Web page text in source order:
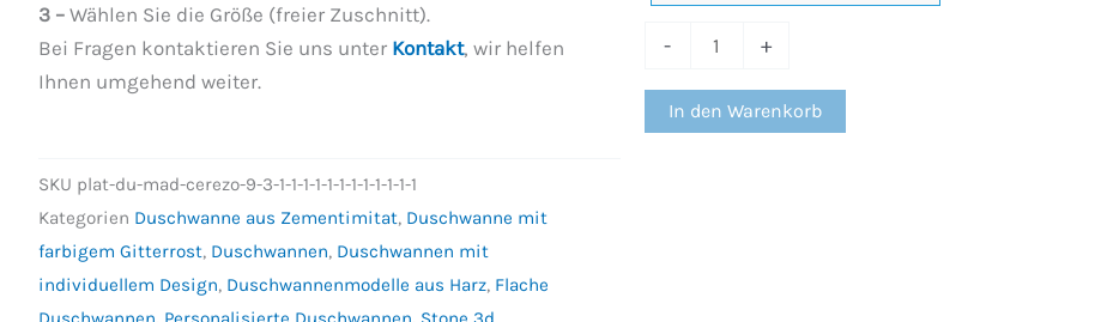
3 –Wählen Sie die Größe (freier Zuschnitt).
Bei Fragen kontaktieren Sie uns unter Kontakt, wir helfen
Ihnen umgehend weiter.
SKU plat-du-mad-cerezo-9-3-1-1-1-1-1-1-1-1-1-1-1-1
Kategorien Duschwanne aus Zementimitat, Duschwanne mit
farbigem Gitterrost, Duschwannen, Duschwannen mit
individuellem Design, Duschwannenmodelle aus Harz, Flache
- +
In den Warenkorb